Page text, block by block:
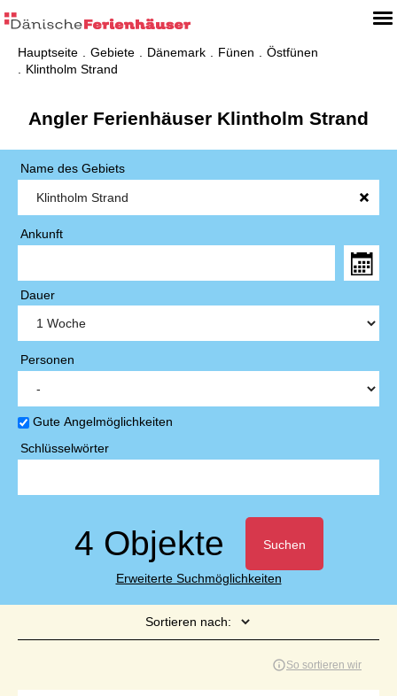
Hauptseite Gebiete Dänemark Fünen
Östfünen
Klintholm Strand
Angler Ferienhäuser Klintholm Strand
Name des Gebiets
Ankunft
Dauer
Personen
Gute Angelmöglichkeiten
Schlüsselwörter
4 Objekte Suchen
Erweiterte Suchmöglichkeiten
Sortieren nach:
So sortieren wir